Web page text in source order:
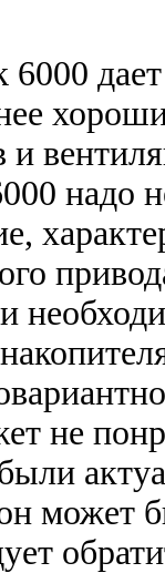
и
надо
не
может